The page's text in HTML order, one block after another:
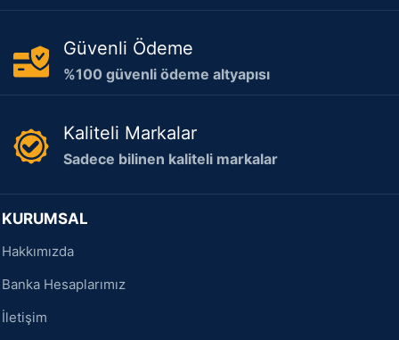
Güvenli Ödeme
%100 güvenli ödeme altyapısı
Kaliteli Markalar
Sadece bilinen kaliteli markalar
KURUMSAL
Hakkımızda
Banka Hesaplarımız
İletişim